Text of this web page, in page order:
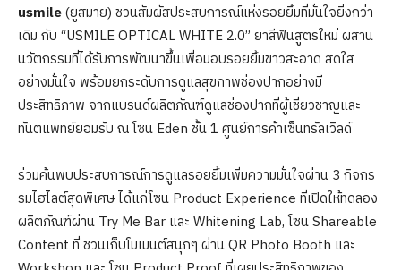
usmile(ยูสมาย) ชวนสัมผัสประสบการณ์แห่งรอยยิ้มที่มั่นใจยิ่งกว่า
เดิม กับ “USMILE OPTICAL WHITE 2.0” ยาสีฟันสูตรใหม่ ผสาน
นวัตกรรมที่ได้รับการพัฒนาขึ้นเพื่อมอบรอยยิ้มขาวสะอาด สดใส
อย่างมั่นใจ พร้อมยกระดับการดูแลสุขภาพช่องปากอย่างมี
ประสิทธิภาพ จากแบรนด์ผลิตภัณฑ์ดูแลช่องปากที่ผู้เชี่ยวชาญและ
ทันตแพทย์ยอมรับ ณ โซน Eden ชั้น 1 ศูนย์การค้าเซ็นทรัลเวิลด์
ร่วมค้นพบประสบการณ์การดูแลรอยยิ้มเพิ่มความมั่นใจผ่าน 3 กิจกร
รมไฮไลต์สุดพิเศษ ได้แก่โซน Product Experience ที่เปิดให้ทดลอง
ผลิตภัณฑ์ผ่าน Try Me Bar และ Whitening Lab, โซน Shareable
Content ที่ ชวนเก็บโมเมนต์สนุกๆ ผ่าน QR Photo Booth และ